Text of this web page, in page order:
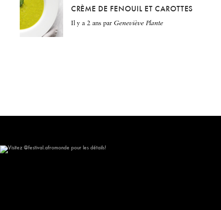
CRÈME DE FENOUIL ET CAROTTES
il y a 2 ans par Geneviève Plante